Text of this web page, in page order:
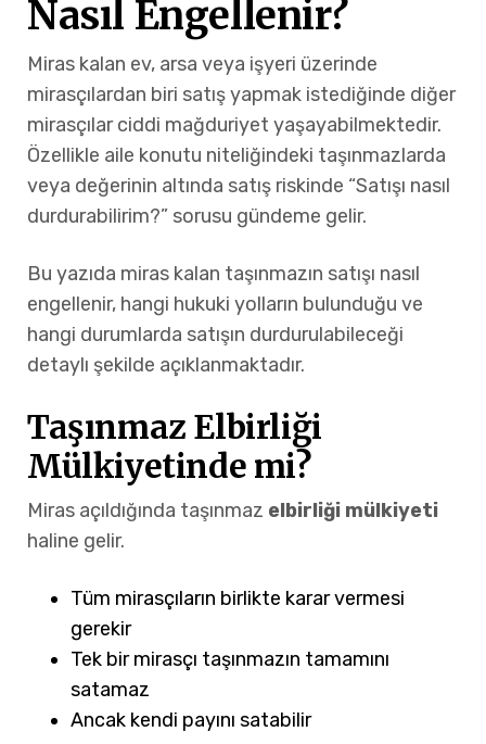
Nasıl Engellenir?
Miras kalan ev, arsa veya işyeri üzerinde
mirasçılardan biri satış yapmak istediğinde diğer
mirasçılar ciddi mağduriyet yaşayabilmektedir.
Özellikle aile konutu niteliğindeki taşınmazlarda
veya değerinin altında satış riskinde “Satışı nasıl
durdurabilirim?” sorusu gündeme gelir.
Bu yazıda miras kalan taşınmazın satışı nasıl
engellenir, hangi hukuki yolların bulunduğu ve
hangi durumlarda satışın durdurulabileceği
detaylı şekilde açıklanmaktadır.
Taşınmaz Elbirliği
Mülkiyetinde mi?
Miras açıldığında taşınmaz elbirliği mülkiyeti
haline gelir.
Tüm mirasçıların birlikte karar vermesi
gerekir
Tek bir mirasçı taşınmazın tamamını
satamaz
Ancak kendi payını satabilir